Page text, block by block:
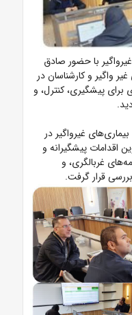
با حضور صادق
واگیر و کارشناسان در
برای پیشگیری، کنترل، و
غیرواگیر در
اقدامات پیشگیرانه و
غربالگری، و
قرار گرفت.